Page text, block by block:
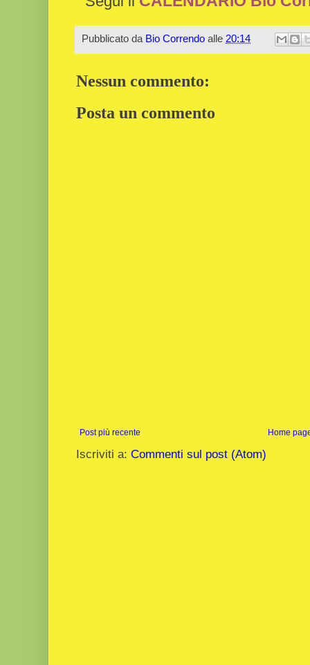
Pubblicato da Bio Correndo alle 20:14
Nessun commento:
Posta un commento
Post più recente Home
Iscriviti a: Commenti sul post (Atom)